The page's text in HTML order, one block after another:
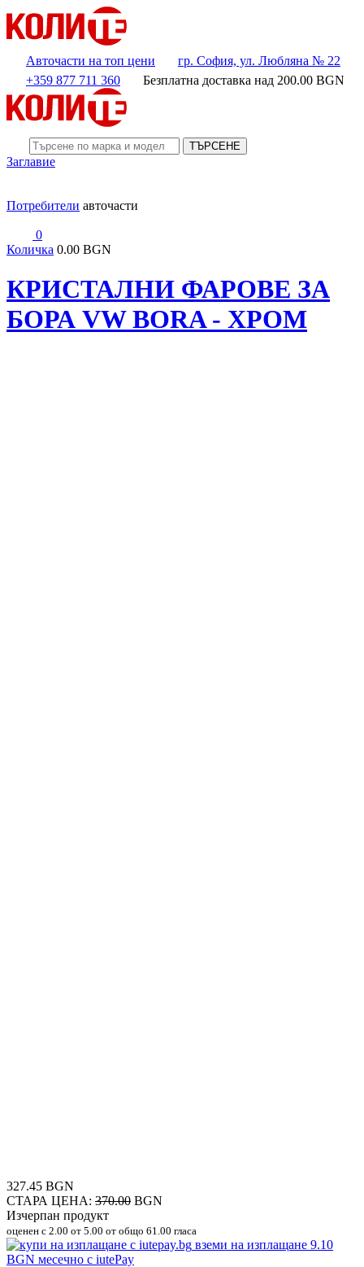
Авточасти на топ цени
гр. София, ул. Любляна № 22
+359 877 711 360
Безплатна доставка над 200.00 BGN
ТЪРСЕНЕ
Заглавие
Потребители авточасти
0
Количка 0.00 BGN
КРИСТАЛНИ ФАРОВЕ ЗА
БОРА VW BORA - ХРОМ
327.45 BGN
СТАРА ЦЕНА: 370.00 BGN
Изчерпан продукт
оценен с 2.00 от 5.00 от общо 61.00 гласа
вземи на изплащане 9.10
BGN месечно с iutePay